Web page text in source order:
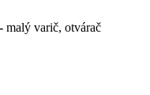
- malý varič, otvárač